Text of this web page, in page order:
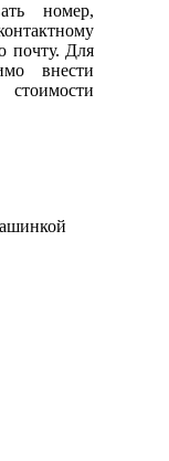
номер,
почту. Для
внести